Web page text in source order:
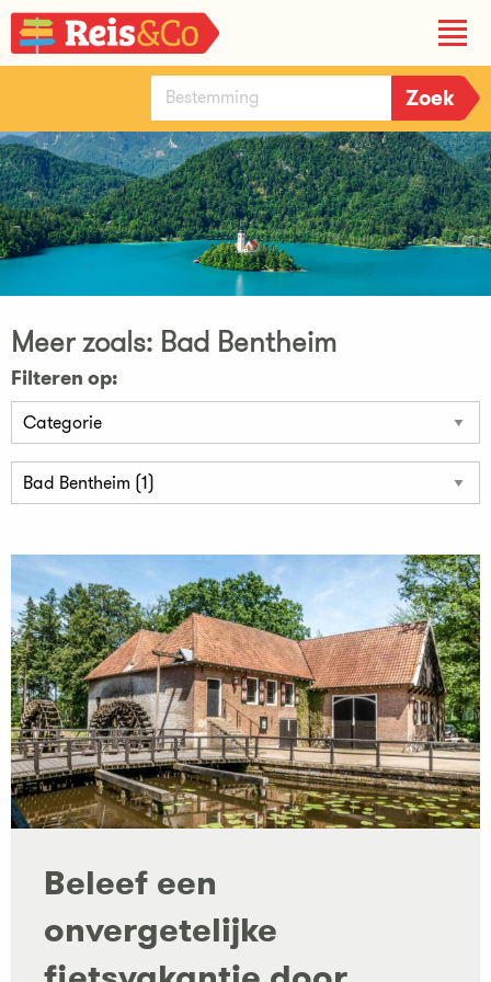
Meer zoals: Bad Bentheim
Filteren op:
Beleef een
onvergetelijke